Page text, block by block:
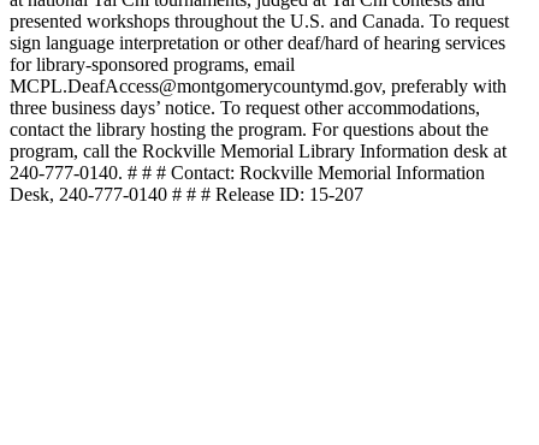
presented workshops throughout the U.S. and Canada. To request
sign language interpretation or other deaf/hard of hearing services
for library-sponsored programs, email
MCPL.DeafAccess@montgomerycountymd.gov, preferably with
three business days’ notice. To request other accommodations,
contact the library hosting the program. For questions about the
program, call the Rockville Memorial Library Information desk at
240-777-0140. # # # Contact: Rockville Memorial Information
Desk, 240-777-0140 # # # Release ID: 15-207